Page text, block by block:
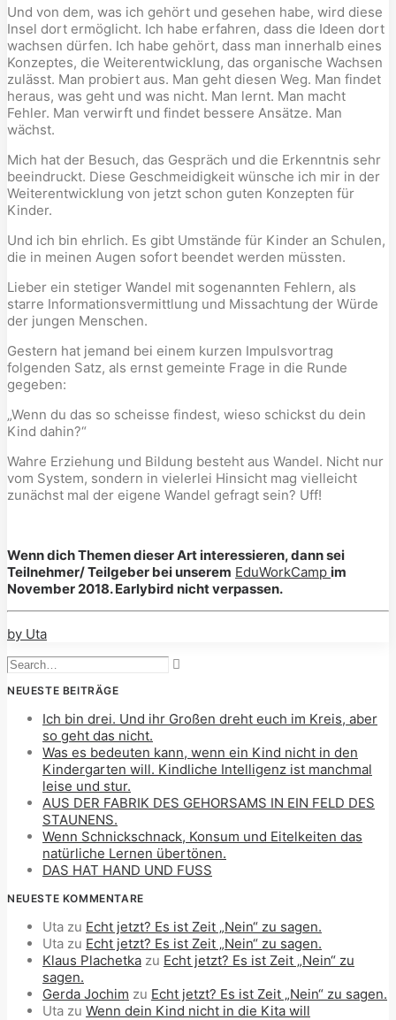
Und von dem, was ich gehört und gesehen habe, wird diese
Insel dort ermöglicht. Ich habe erfahren, dass die Ideen dort
wachsen dürfen. Ich habe gehört, dass man innerhalb eines
Konzeptes, die Weiterentwicklung, das organische Wachsen
zulässt. Man probiert aus. Man geht diesen Weg. Man findet
heraus, was geht und was nicht. Man lernt. Man macht
Fehler. Man verwirft und findet bessere Ansätze. Man
wächst.
Mich hat der Besuch, das Gespräch und die Erkenntnis sehr
beeindruckt. Diese Geschmeidigkeit wünsche ich mir in der
Weiterentwicklung von jetzt schon guten Konzepten für
Kinder.
Und ich bin ehrlich. Es gibt Umstände für Kinder an Schulen,
die in meinen Augen sofort beendet werden müssten.
Lieber ein stetiger Wandel mit sogenannten Fehlern, als
starre Informationsvermittlung und Missachtung der Würde
der jungen Menschen.
Gestern hat jemand bei einem kurzen Impulsvortrag
folgenden Satz, als ernst gemeinte Frage in die Runde
gegeben:
„Wenn du das so scheisse findest, wieso schickst du dein
Kind dahin?“
Wahre Erziehung und Bildung besteht aus Wandel. Nicht nur
vom System, sondern in vielerlei Hinsicht mag vielleicht
zunächst mal der eigene Wandel gefragt sein? Uff!
Wenn dich Themen dieser Art interessieren, dann sei
Teilnehmer/ Teilgeber bei unserem EduWorkCamp im
November 2018. Earlybird nicht verpassen.
by Uta
NEUESTE BEITRÄGE
Ich bin drei. Und ihr Großen dreht euch im Kreis, aber
so geht das nicht.
Was es bedeuten kann, wenn ein Kind nicht in den
Kindergarten will. Kindliche Intelligenz ist manchmal
leise und stur.
AUS DER FABRIK DES GEHORSAMS IN EIN FELD DES
STAUNENS.
Wenn Schnickschnack, Konsum und Eitelkeiten das
natürliche Lernen übertönen.
DAS HAT HAND UND FUSS
NEUESTE KOMMENTARE
Uta zu Echt jetzt? Es ist Zeit „Nein“ zu sagen.
Uta zu Echt jetzt? Es ist Zeit „Nein“ zu sagen.
Klaus Plachetka zu Echt jetzt? Es ist Zeit „Nein“ zu
sagen.
Gerda Jochim zu Echt jetzt? Es ist Zeit „Nein“ zu sagen.
Uta zu Wenn dein Kind nicht in die Kita will